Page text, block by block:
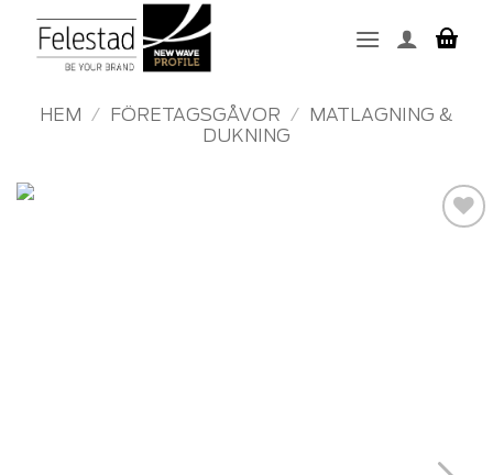
content
HEM / FÖRETAGSGÅVOR / MATLAGNING &
DUKNING